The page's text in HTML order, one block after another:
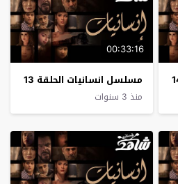
00:33:16
مسلسل انسانيات الحلقة 13
منذ 3 سنوات